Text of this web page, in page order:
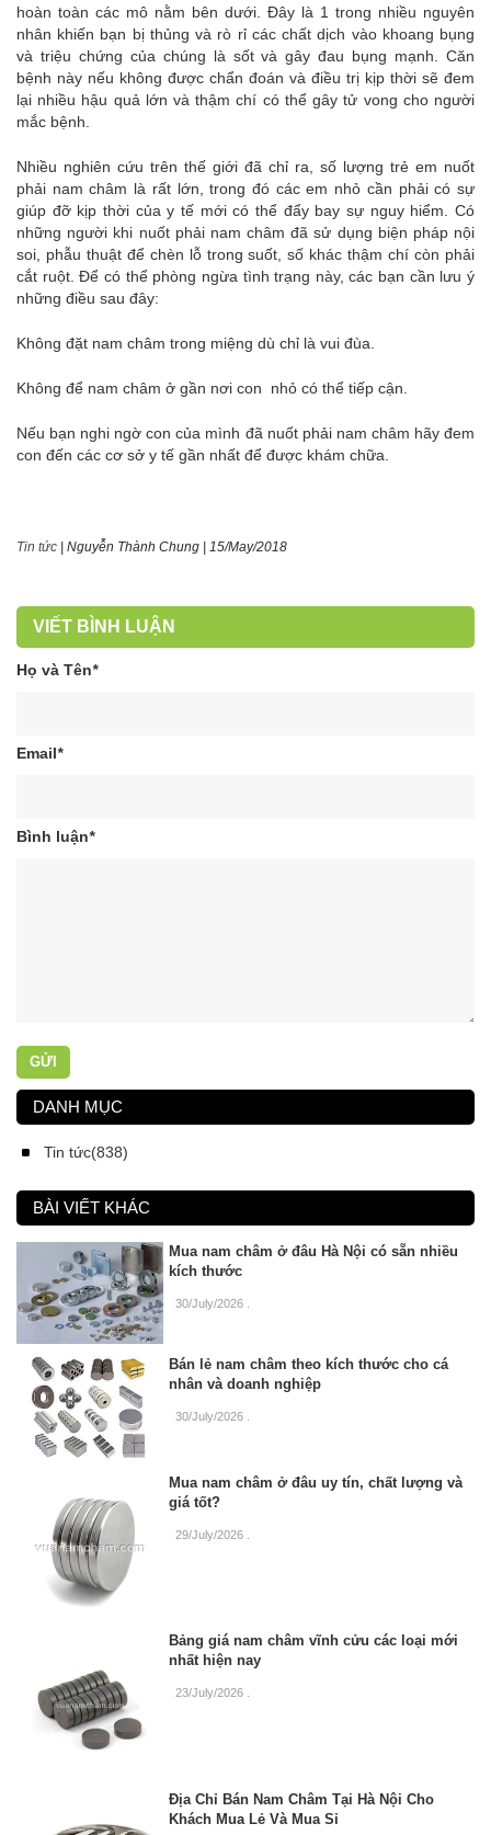
hoàn toàn các mô nằm bên dưới. Đây là 1 trong nhiều nguyên
nhân khiến bạn bị thủng và rò rỉ các chất dịch vào khoang bụng
và triệu chứng của chúng là sốt và gây đau bụng mạnh. Căn
bệnh này nếu không được chẩn đoán và điều trị kịp thời sẽ đem
lại nhiều hậu quả lớn và thậm chí có thể gây tử vong cho người
mắc bệnh.
Nhiều nghiên cứu trên thế giới đã chỉ ra, số lượng trẻ em nuốt
phải nam châm là rất lớn, trong đó các em nhỏ cần phải có sự
giúp đỡ kịp thời của y tế mới có thể đẩy bay sự nguy hiểm. Có
những người khi nuốt phải nam châm đã sử dụng biện pháp nội
soi, phẫu thuật để chèn lỗ trong suốt, số khác thậm chí còn phải
cắt ruột. Để có thể phòng ngừa tình trạng này, các bạn cần lưu ý
những điều sau đây:
Không đặt nam châm trong miệng dù chỉ là vui đùa.
Không để nam châm ở gần nơi con nhỏ có thể tiếp cận.
Nếu bạn nghi ngờ con của mình đã nuốt phải nam châm hãy đem
con đến các cơ sở y tế gần nhất để được khám chữa.
Tin tức Nguyễn Thành Chung 15/May/2018
VIẾT BÌNH LUẬN
Họ và Tên*
Email*
Bình luận*
GỬI
DANH MỤC
Tin tức(838)
BÀI VIẾT KHÁC
Mua nam châm ở đâu Hà Nội có sẵn nhiều
kích thước
30/July/2026
Bán lẻ nam châm theo kích thước cho cá
nhân và doanh nghiệp
30/July/2026 .
Mua nam châm ở đâu uy tín, chất lượng và
giá tốt?
29/July/2026
Bảng giá nam châm vĩnh cửu các loại mới
nhất hiện nay
23/July/2026
Địa Chỉ Bán Nam Châm Tại Hà Nội Cho
Khách Mua Lẻ Và Mua Sỉ